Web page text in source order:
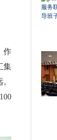
作
集